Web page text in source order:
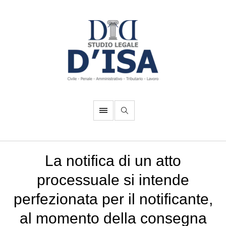
La notifica di un atto
processuale si intende
perfezionata per il notificante,
al momento della consegna